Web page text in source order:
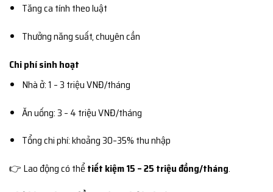
Tăng ca tính theo luật
Thưởng năng suất, chuyên cần
Chi phí sinh hoạt
Nhà ở: 1 – 3 triệu VNĐ/tháng
Ăn uống: 3 – 4 triệu VNĐ/tháng
Tổng chi phí: khoảng 30–35% thu nhập
👉 Lao động có thể tiết kiệm 15 – 25 triệu đồng/tháng.